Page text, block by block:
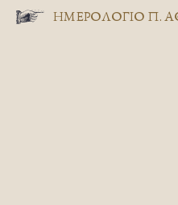
ΗΜΕΡΟΛΟΓΙΟ Π.